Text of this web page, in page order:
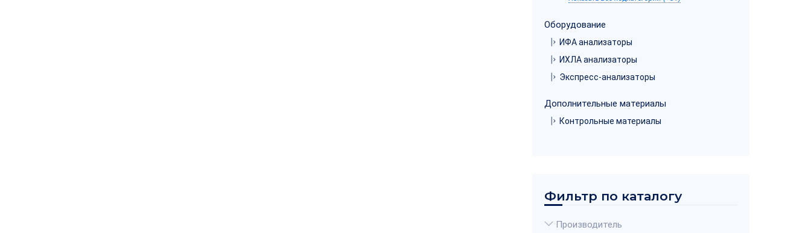
Оборудование
ИФА анализаторы
ИХЛА анализаторы
Экспресс-анализаторы
Дополнительные материалы
Контрольные материалы
Фильтр по каталогу
Производитель